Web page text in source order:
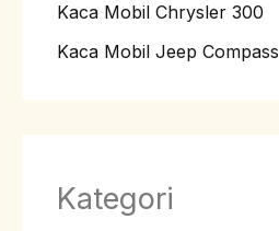
Kaca Mobil Chrysler 300
Kaca Mobil Jeep Compass
Kategori